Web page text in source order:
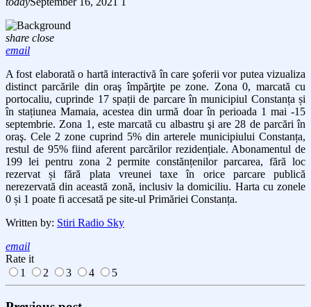
share close
email
A fost elaborată o hartă interactivă în care şoferii vor putea vizualiza
distinct parcările din oraş împărţite pe zone. Zona 0, marcată cu
portocaliu, cuprinde 17 spații de parcare în municipiul Constanța și
în stațiunea Mamaia, acestea din urmă doar în perioada 1 mai -15
septembrie. Zona 1, este marcată cu albastru şi are 28 de parcări în
oraş. Cele 2 zone cuprind 5% din arterele municipiului Constanța,
restul de 95% fiind aferent parcărilor rezidențiale. Abonamentul de
199 lei pentru zona 2 permite constănțenilor parcarea, fără loc
rezervat și fără plata vreunei taxe în orice parcare publică
nerezervată din această zonă, inclusiv la domiciliu. Harta cu zonele
0 și 1 poate fi accesată pe site-ul Primăriei Constanța.
Written by: Stiri Radio Sky
email
Rate it
1
2 3 4 5